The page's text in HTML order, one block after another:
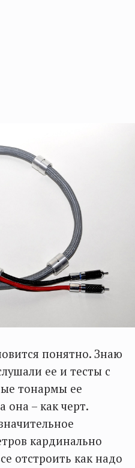
понятно. Знаю
ее и тесты с
тонармы ее
она – как черт.
кардинально
отстроить как надо